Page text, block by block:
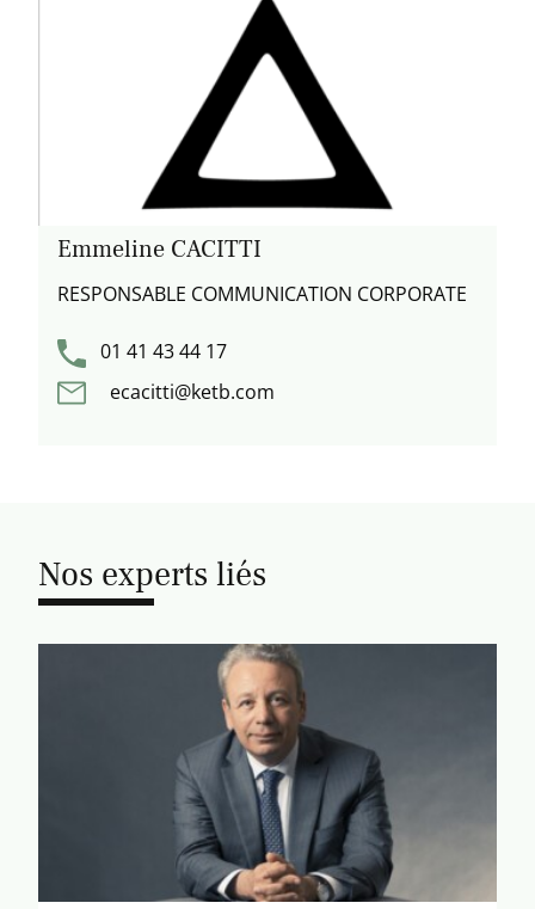
Emmeline CACITTI
RESPONSABLE COMMUNICATION CORPORATE
01 41 43 44 17
ecacitti@ketb.com
Nos experts liés